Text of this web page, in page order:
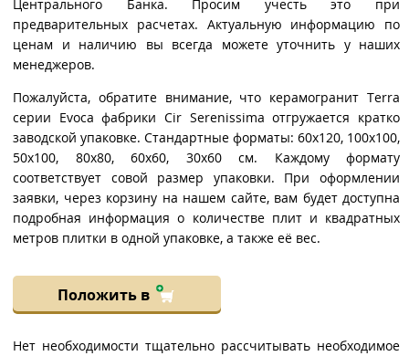
Центрального Банка. Просим учесть это при
предварительных расчетах. Актуальную информацию по
ценам и наличию вы всегда можете уточнить у наших
менеджеров.
Пожалуйста, обратите внимание, что керамогранит Terra
серии Evoca фабрики Cir Serenissima отгружается кратко
заводской упаковке. Стандартные форматы: 60x120, 100x100,
50x100, 80x80, 60x60, 30x60 см. Каждому формату
соответствует совой размер упаковки. При оформлении
заявки, через корзину на нашем сайте, вам будет доступна
подробная информация о количестве плит и квадратных
метров плитки в одной упаковке, а также её вес.
Положить в
Нет необходимости тщательно рассчитывать необходимое